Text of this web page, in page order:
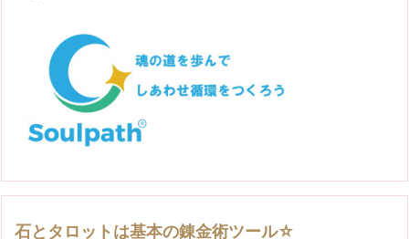
石とタロットは基本の錬金術ツール☆